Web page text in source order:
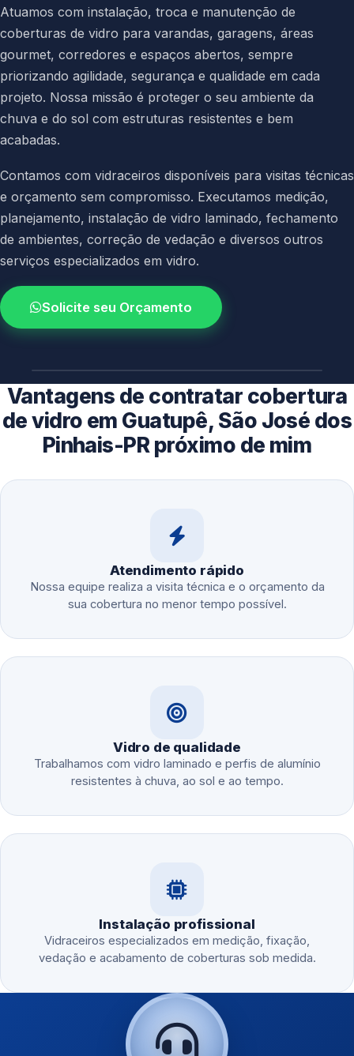
Atuamos com instalação, troca e manutenção de
coberturas de vidro para varandas, garagens, áreas
gourmet, corredores e espaços abertos, sempre
priorizando agilidade, segurança e qualidade em cada
projeto. Nossa missão é proteger o seu ambiente da
chuva e do sol com estruturas resistentes e bem
acabadas.
Contamos com vidraceiros disponíveis para visitas técnicas
e orçamento sem compromisso. Executamos medição,
planejamento, instalação de vidro laminado, fechamento
de ambientes, correção de vedação e diversos outros
serviços especializados em vidro.
Solicite seu Orçamento
4.9 / 5.0
avaliacao dos clientes
Vantagens de contratar cobertura
de vidro em Guatupê, São José dos
Pinhais-PR próximo de mim
Atendimento rápido
Nossa equipe realiza a visita técnica e o orçamento da
sua cobertura no menor tempo possível.
Vidro de qualidade
Trabalhamos com vidro laminado e perfis de alumínio
resistentes à chuva, ao sol e ao tempo.
Instalação profissional
Vidraceiros especializados em medição, fixação,
vedação e acabamento de coberturas sob medida.